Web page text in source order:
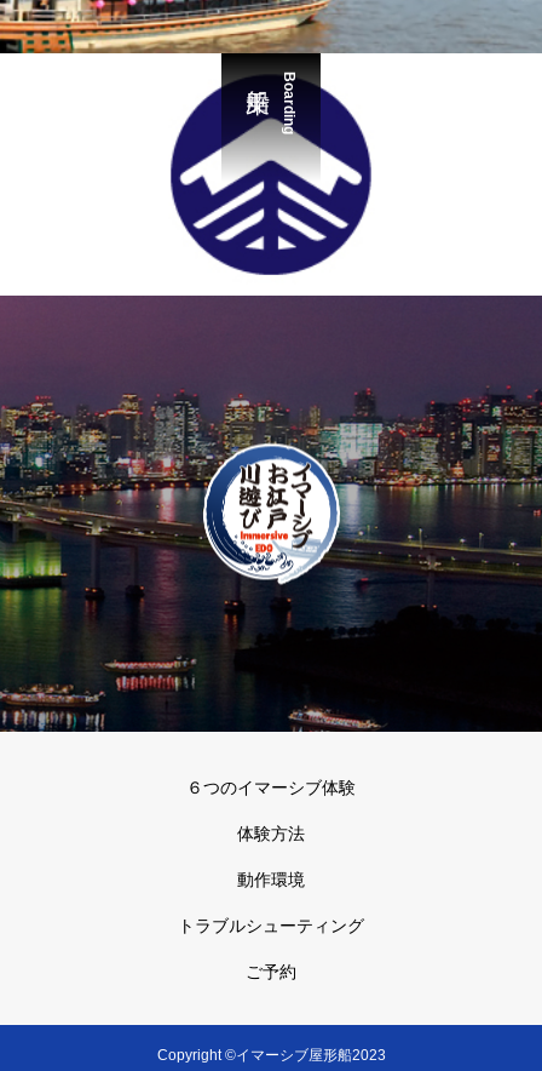
Boarding
６つのイマーシブ体験
体験方法
動作環境
トラブルシューティング
ご予約
Copyright ©イマーシブ屋形船2023